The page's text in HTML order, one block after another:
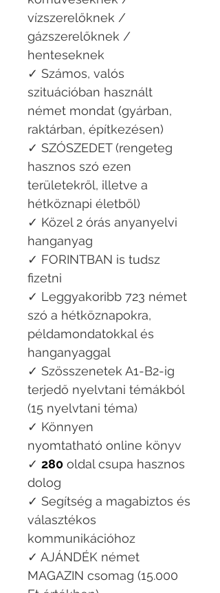
vízszerelőknek /
gázszerelőknek /
henteseknek
✓ Számos, valós
szituációban használt
német mondat (gyárban,
raktárban, építkezésen)
✓ SZÓSZEDET (rengeteg
hasznos szó ezen
területekről, illetve a
hétköznapi életből)
✓ Közel 2 órás anyanyelvi
hanganyag
✓ FORINTBAN is tudsz
fizetni
✓ Leggyakoribb 723 német
szó a hétköznapokra,
példamondatokkal és
hanganyaggal
✓ Szösszenetek A1-B2-ig
terjedő nyelvtani témákból
(15 nyelvtani téma)
✓ Könnyen
nyomtatható online könyv
✓ 280 oldal csupa hasznos
dolog
✓ Segítség a magabiztos és
választékos
kommunikációhoz
✓ AJÁNDÉK német
MAGAZIN csomag (15.000